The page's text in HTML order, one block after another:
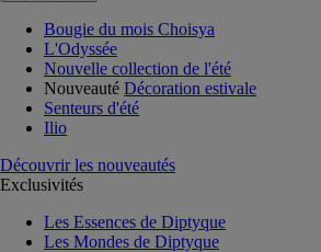
Bougie du mois Choisya
L'Odyssée
Nouvelle collection de l'été
Nouveauté Décoration estivale
Senteurs d'été
Ilio
Découvrir les nouveautés
Exclusivités
Les Essences de Diptyque
Les Mondes de Diptyque